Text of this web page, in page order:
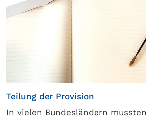
Teilung der Provision
In vielen Bundesländern mussten